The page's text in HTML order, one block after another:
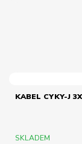
KABEL CYKY-J
SKLADEM